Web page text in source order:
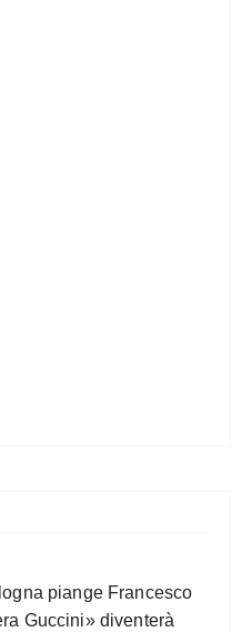
piange Francesco
Guccini» diventerà